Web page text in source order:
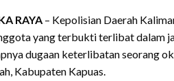
RAYA – Kepolisian Daerah
yang terbukti terlibat dalam
dugaan keterlibatan seorang
Kabupaten Kapuas.